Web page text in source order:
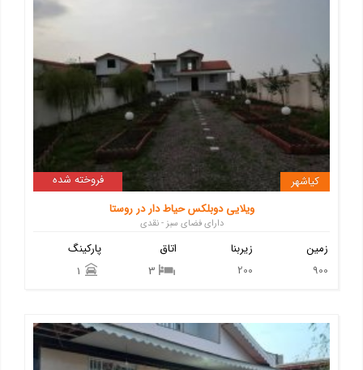
فروخته شده
کیاشهر
ویلایی دوبلکس حیاط دار در روستا
دارای فضای سبز - نقدی
پارکینگ
اتاق
3
زیربنا
200
زمین
900